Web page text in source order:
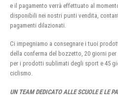
e il pagamento verrà effettuato al
disponibili nei nostri punti vendita,
pagamenti dilazionati.
Ci impegniamo a consegnare i tuoi
della conferma del bozzetto, 20 giorni
per i prodotti sublimati degli sport e 45
ciclismo.
UN TEAM DEDICATO ALLE SCUOLE E LE PA